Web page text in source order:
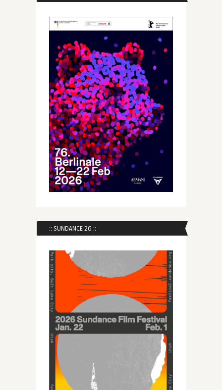
:: SUNDANCE 26 ::